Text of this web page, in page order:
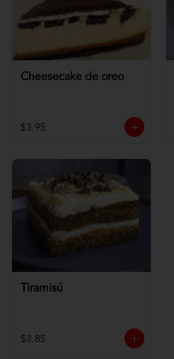
Cheesecake de oreo
$3.95
Tiramisú
$3.85